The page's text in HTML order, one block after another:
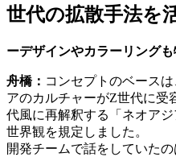
世代の拡散手法を
ーデザインやカラーリングも
舟橋： コンセプトのベース
アのカルチャーがZ世代に受
代風に再解釈する「ネオア
世界観を規定しました。
開発チームで話をしていた